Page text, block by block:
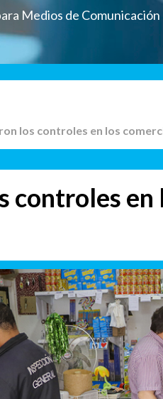
Medios de Comunicación
los controles en los
controles